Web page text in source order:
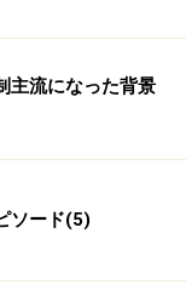
主流になった背景
ソード(5)